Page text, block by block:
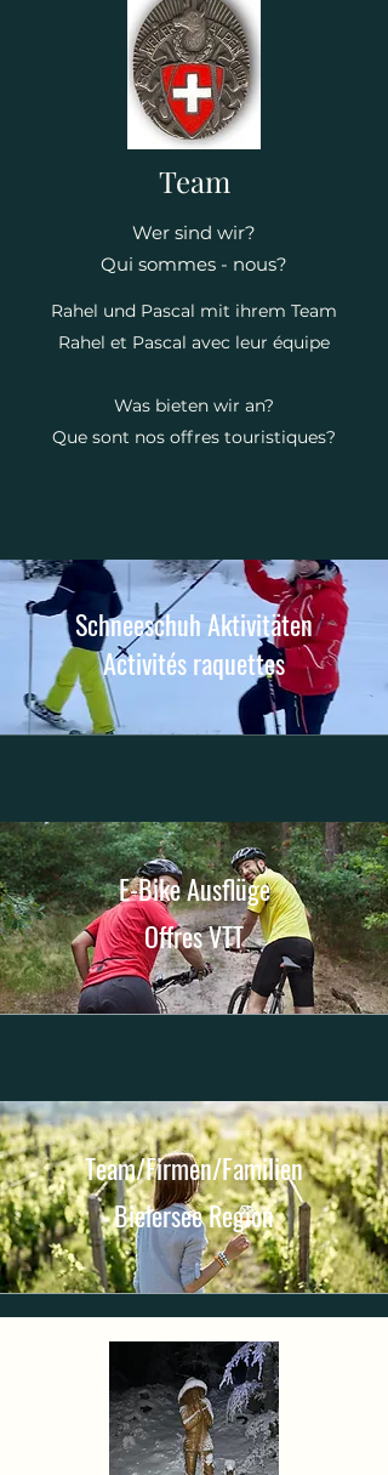
Team
Wer sind wir?
Qui sommes - nous?
Rahel und Pascal mit ihrem Team
Rahel et Pascal avec leur équipe
Was bieten wir an?
Que sont nos offres touristiques?
Schneeschuh Aktivitäten
Activités raquettes
E-Bike Ausflüge
Offres VTT
Team/Firmen/Familien
Bielersee Region